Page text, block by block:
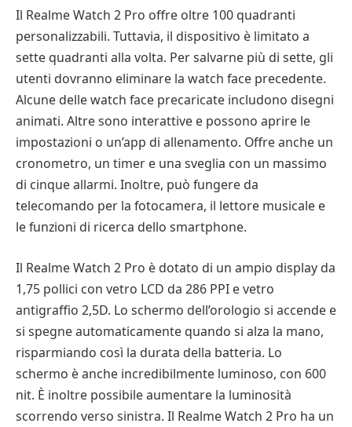
Il Realme Watch 2 Pro offre oltre 100 quadranti
personalizzabili. Tuttavia, il dispositivo è limitato a
sette quadranti alla volta. Per salvarne più di sette, gli
utenti dovranno eliminare la watch face precedente.
Alcune delle watch face precaricate includono disegni
animati. Altre sono interattive e possono aprire le
impostazioni o un’app di allenamento. Offre anche un
cronometro, un timer e una sveglia con un massimo
di cinque allarmi. Inoltre, può fungere da
telecomando per la fotocamera, il lettore musicale e
le funzioni di ricerca dello smartphone.
Il Realme Watch 2 Pro è dotato di un ampio display da
1,75 pollici con vetro LCD da 286 PPI e vetro
antigraffio 2,5D. Lo schermo dell’orologio si accende e
si spegne automaticamente quando si alza la mano,
risparmiando così la durata della batteria. Lo
schermo è anche incredibilmente luminoso, con 600
nit. È inoltre possibile aumentare la luminosità
scorrendo verso sinistra. Il Realme Watch 2 Pro ha un